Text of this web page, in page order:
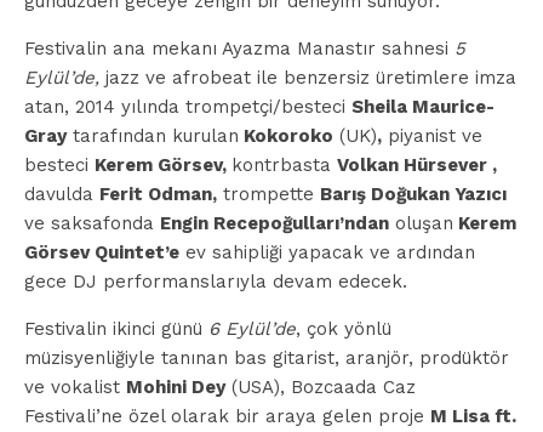
Festivalin ana mekanı Ayazma Manastır sahnesi 5
Eylül’de, jazz ve afrobeat ile benzersiz üretimlere imza
atan, 2014 yılında trompetçi/besteci Sheila Maurice-
Graytarafından kurulan Kokoroko (UK), piyanist ve
besteci Kerem Görsev, kontrbasta Volkan Hürsever ,
davulda Ferit Odman, trompette Barış Doğukan Yazıcı
ve saksafonda Engin Recepoğulları’ndan oluşan Kerem
Görsev Quintet’e ev sahipliği yapacak ve ardından
gece DJ performanslarıyla devam edecek.
Festivalin ikinci günü 6 Eylül’de, çok yönlü
müzisyenliğiyle tanınan bas gitarist, aranjör, prodüktör
ve vokalist Mohini Dey(USA), Bozcaada Caz
Festivali’ne özel olarak bir araya gelen proje M Lisa ft.